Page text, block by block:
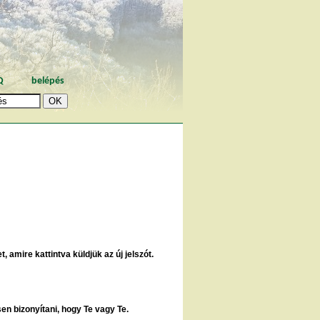
belépés
amire kattintva küldjük az új jelszót.
bizonyítani, hogy Te vagy Te.